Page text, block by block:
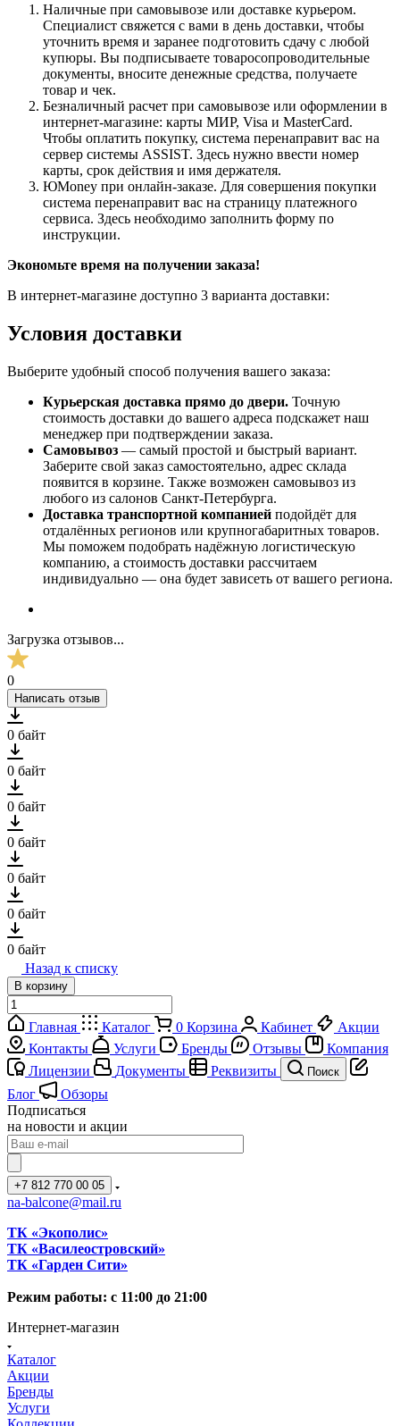
Наличные при самовывозе или доставке курьером.
Специалист свяжется с вами в день доставки, чтобы
уточнить время и заранее подготовить сдачу с любой
купюры. Вы подписываете товаросопроводительные
документы, вносите денежные средства, получаете
товар и чек.
Безналичный расчет при самовывозе или оформлении в
интернет-магазине: карты МИР, Visa и MasterCard.
Чтобы оплатить покупку, система перенаправит вас на
сервер системы ASSIST. Здесь нужно ввести номер
карты, срок действия и имя держателя.
ЮMoney при онлайн-заказе. Для совершения покупки
система перенаправит вас на страницу платежного
сервиса. Здесь необходимо заполнить форму по
инструкции.
Экономьте время на получении заказа!
В интернет-магазине доступно 3 варианта доставки:
Условия доставки
Выберите удобный способ получения вашего заказа:
Курьерская доставка прямо до двери. Точную
стоимость доставки до вашего адреса подскажет наш
менеджер при подтверждении заказа.
Самовывоз — самый простой и быстрый вариант.
Заберите свой заказ самостоятельно, адрес склада
появится в корзине. Также возможен самовывоз из
любого из салонов Санкт-Петербурга.
Доставка транспортной компанией подойдёт для
отдалённых регионов или крупногабаритных товаров.
Мы поможем подобрать надёжную логистическую
компанию, а стоимость доставки рассчитаем
индивидуально — она будет зависеть от вашего региона.
Загрузка отзывов...
0
Написать отзыв
0 байт
0 байт
0 байт
0 байт
0 байт
0 байт
0 байт
Назад к списку
В корзину
Главная Каталог 0 Корзина Кабинет
Акции
Контакты
Услуги Бренды Отзывы
Компания
Лицензии
Документы Реквизиты Поиск
Блог
Обзоры
Подписаться
на новости и акции
+7 812 770 00 05
na-balcone@mail.ru
ТК «Экополис»
ТК «Василеостровский»
ТК «Гарден Сити»
Режим работы: с 11:00 до 21:00
Интернет-магазин
Каталог
Акции
Бренды
Услуги